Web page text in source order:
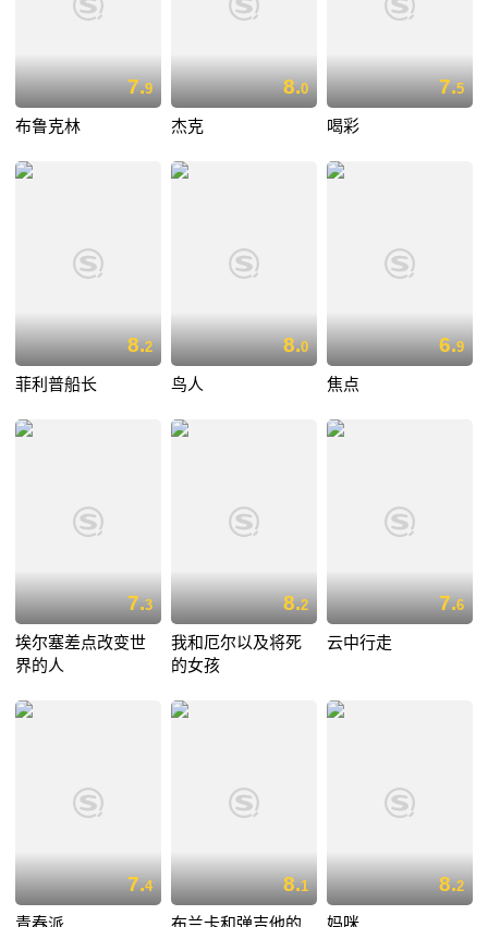
7.9
布鲁克林
8.0
杰克
7.5
喝彩
8.2
菲利普船长
8.0
鸟人
6.9
焦点
7.3
埃尔塞差点改变世
界的人
8.2
我和厄尔以及将死
的女孩
7.6
云中行走
7.4 8.1 8.2